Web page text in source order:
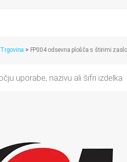
Trgovina > FP004 odsevna plošča s štirimi